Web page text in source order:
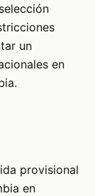
un
en
provisional
en